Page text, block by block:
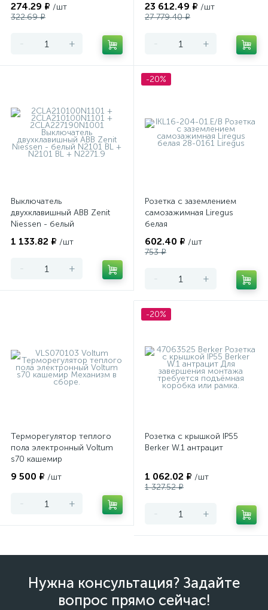
274.29 ₽ /шт
322.69 ₽
- +
программируемый Merten
23 612.49 ₽ /шт
27 779.40 ₽
- +
Выключатель
двухклавишный ABB Zenit
Niessen - белый
1 133.82 ₽ /шт
- +
-20%
Розетка с заземлением
самозажимная Liregus
белая
602.40 ₽ /шт
753 ₽
- +
Терморегулятор теплого
пола электронный Voltum
s70 кашемир
9 500 ₽ /шт
- +
-20%
Розетка с крышкой IP55
Berker W.1 антрацит
1 062.02 ₽ /шт
1 327.52 ₽
- +
Нужна консультация? Задайте
вопрос прямо сейчас!